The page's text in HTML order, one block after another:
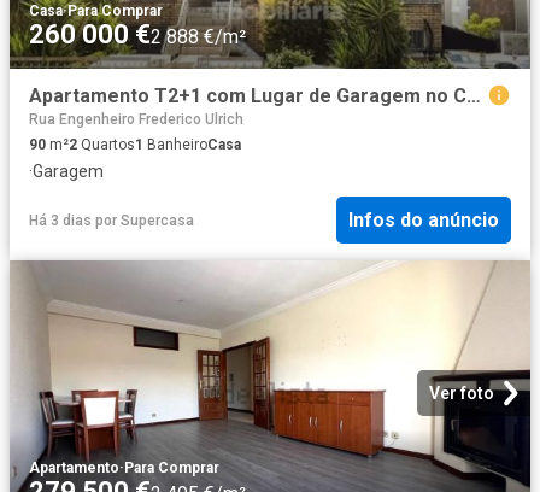
Casa·Para Comprar
260 000 €2 888 €/m²
Apartamento T2+1 com Lugar de Garagem no Centro da Cidade da Maia
Rua Engenheiro Frederico Ulrich
90 m²2 Quartos1 BanheiroCasa
·Garagem
Há 3 dias por Supercasa Infos do anúncio
Ver foto
Apartamento· Para Comprar